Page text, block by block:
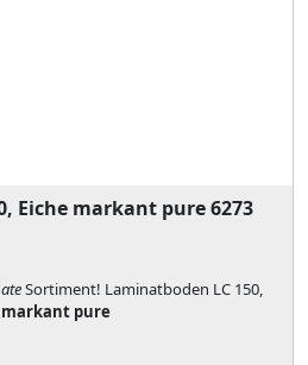
Eiche markant pure 6273
Sortiment! Laminatboden LC 150,
markant pure